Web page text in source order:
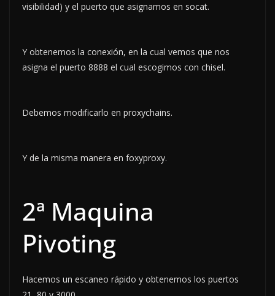
visibilidad) y el puerto que asignamos en socat.
Y obtenemos la conexión, en la cual vemos que nos
asigna el puerto 8888 el cual escogimos con chisel.
Debemos modificarlo en proxychains.
Y de la misma manera en foxyproxy.
2ª Maquina
Pivoting
Hacemos un escaneo rápido y obtenemos los puertos